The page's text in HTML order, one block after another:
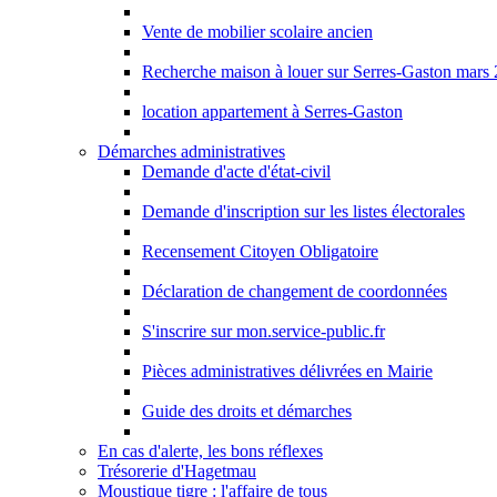
Vente de mobilier scolaire ancien
Recherche maison à louer sur Serres-Gaston mars
location appartement à Serres-Gaston
Démarches administratives
Demande d'acte d'état-civil
Demande d'inscription sur les listes électorales
Recensement Citoyen Obligatoire
Déclaration de changement de coordonnées
S'inscrire sur mon.service-public.fr
Pièces administratives délivrées en Mairie
Guide des droits et démarches
En cas d'alerte, les bons réflexes
Trésorerie d'Hagetmau
Moustique tigre : l'affaire de tous